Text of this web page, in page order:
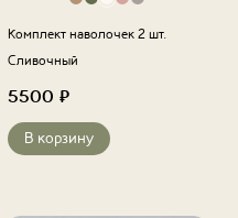
Комплект наволочек 2 шт.
Сливочный
5500 ₽
В корзину